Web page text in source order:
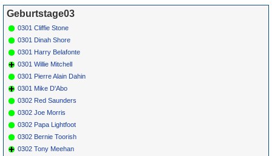
Für Axel's Tageskalender:
Grün = Kurzgeschichte
Grün! = fachlich bestimmt spannend, nicht verpassen!
Grün+ = Stundenbeitrag
Gelb = Kurzgeschichten oder Stundensendungen in Arbeit
Blau = Beschreibungstext (beschreibender Text)
Geburtstage03
0301 Cliffie Stone
0301 Dinah Shore
0301 Harry Belafonte
0301 Willie Mitchell
0301 Pierre Alain Dahin
0301 Mike D'Abo
0302 Red Saunders
0302 Joe Morris
0302 Papa Lightfoot
0302 Bernie Toorish
0302 Tony Meehan